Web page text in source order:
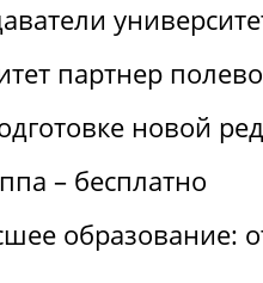
партнер
новой
– бесплатно
образование: